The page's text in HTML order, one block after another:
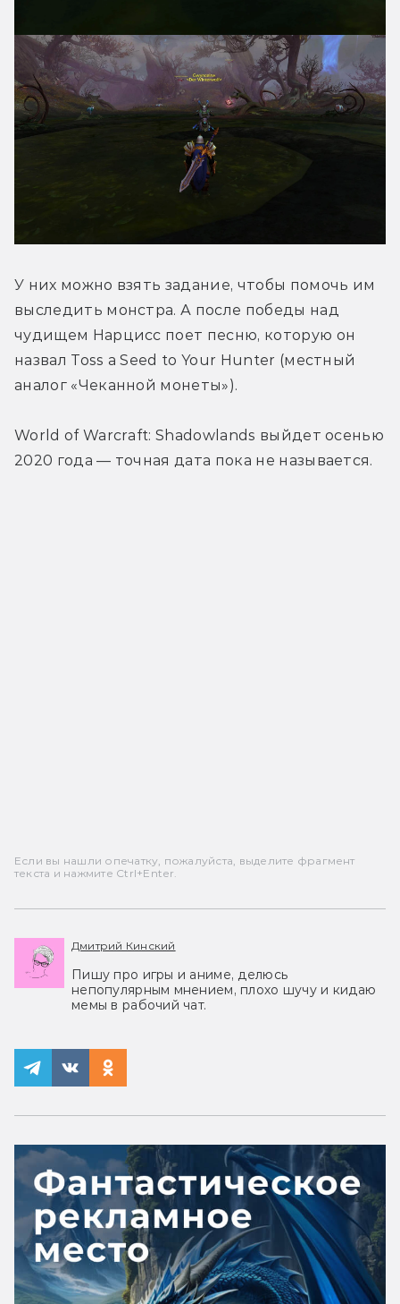
У них можно взять задание, чтобы помочь им
выследить монстра. А после победы над
чудищем Нарцисс поет песню, которую он
назвал Toss a Seed to Your Hunter (местный
аналог «Чеканной монеты»).
World of Warcraft: Shadowlands выйдет осенью
2020 года — точная дата пока не называется.
Если вы нашли опечатку, пожалуйста, выделите фрагмент
текста и нажмите Ctrl+Enter.
Дмитрий Кинский
Пишу про игры и аниме, делюсь
непопулярным мнением, плохо шучу и кидаю
мемы в рабочий чат.